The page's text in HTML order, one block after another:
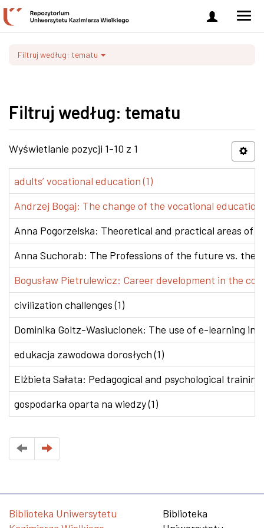
Zaloguj
się
Filtruj według: tematu
Filtruj według: tematu
Wyświetlanie pozycji 1-10 z 1
adults’ vocational education (1)
Andrzej Bogaj: The change of the vocational
Anna Pogorzelska: Theoretical and practical areas of
Anna Suchorab: The Professions of the future vs. the
Bogusław Pietrulewicz: Career development in the
civilization challenges (1)
Dominika Goltz-Wasiucionek: The use of e-learning in
edukacja zawodowa dorosłych (1)
Elżbieta Sałata: Pedagogical and psychological
gospodarka oparta na wiedzy (1)
Biblioteka Uniwersytetu
Biblioteka